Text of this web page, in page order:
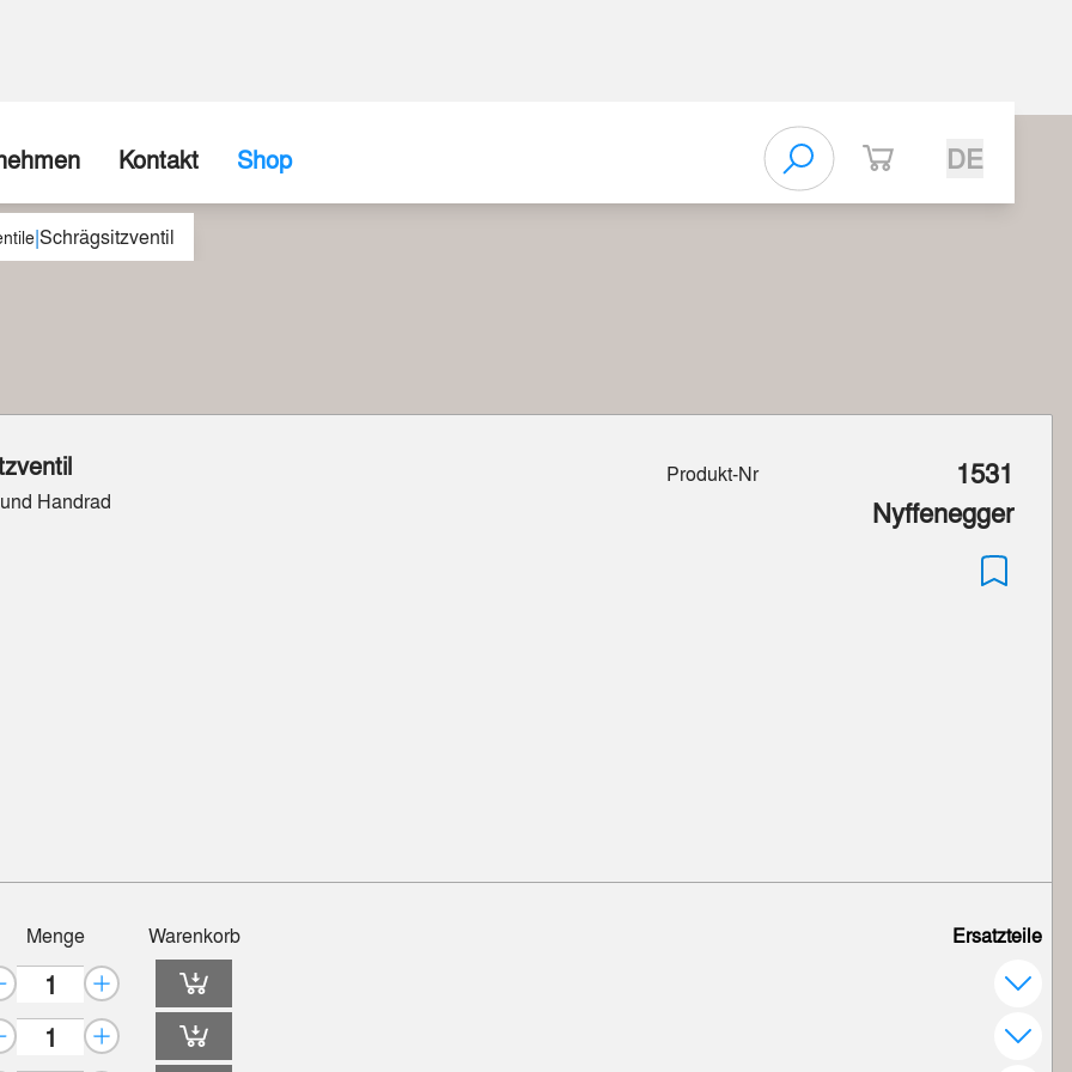
Beispiele aus unserer Werkstatt
Kontakt
Firma / Abholshop
Shop DE
|Schrägsitzventil
Handrad
Produkt-Nr
1531
Nyffenegger
Menge Warenkorb
Ersatzteile